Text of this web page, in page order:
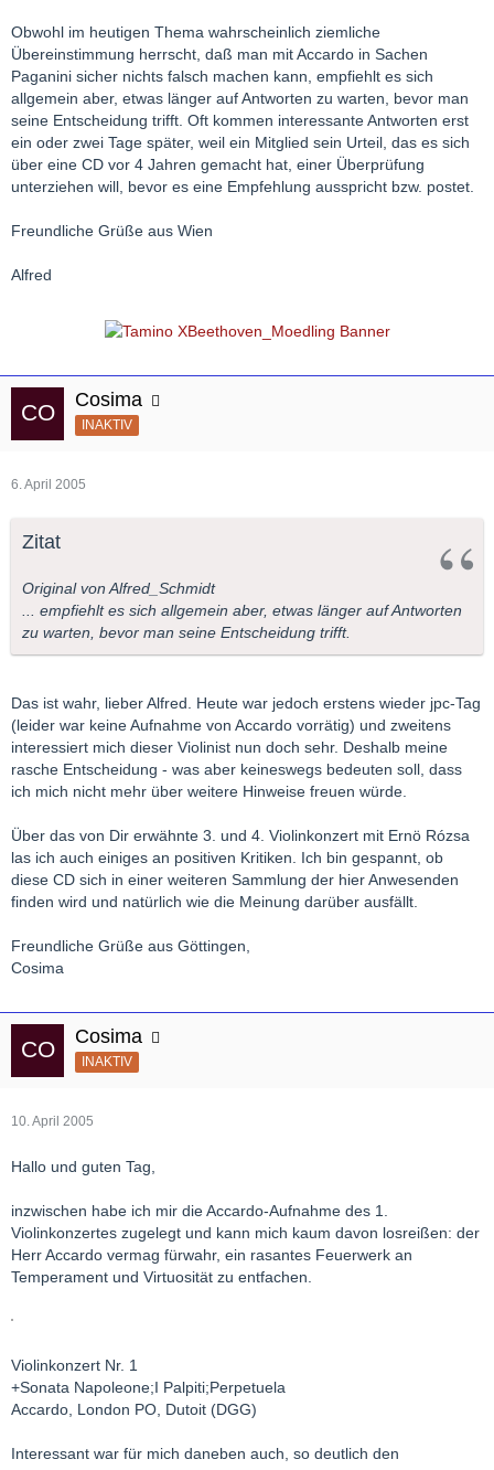
Obwohl im heutigen Thema wahrscheinlich ziemliche
Übereinstimmung herrscht, daß man mit Accardo in Sachen
Paganini sicher nichts falsch machen kann, empfiehlt es sich
allgemein aber, etwas länger auf Antworten zu warten, bevor man
seine Entscheidung trifft. Oft kommen interessante Antworten erst
ein oder zwei Tage später, weil ein Mitglied sein Urteil, das es sich
über eine CD vor 4 Jahren gemacht hat, einer Überprüfung
unterziehen will, bevor es eine Empfehlung ausspricht bzw. postet.
Freundliche Grüße aus Wien
Alfred
Cosima
INAKTIV
6. April 2005
Zitat
Original von Alfred_Schmidt
... empfiehlt es sich allgemein aber, etwas länger auf Antworten
zu warten, bevor man seine Entscheidung trifft.
Das ist wahr, lieber Alfred. Heute war jedoch erstens wieder jpc-Tag
(leider war keine Aufnahme von Accardo vorrätig) und zweitens
interessiert mich dieser Violinist nun doch sehr. Deshalb meine
rasche Entscheidung - was aber keineswegs bedeuten soll, dass
ich mich nicht mehr über weitere Hinweise freuen würde.
Über das von Dir erwähnte 3. und 4. Violinkonzert mit Ernö Rózsa
las ich auch einiges an positiven Kritiken. Ich bin gespannt, ob
diese CD sich in einer weiteren Sammlung der hier Anwesenden
finden wird und natürlich wie die Meinung darüber ausfällt.
Freundliche Grüße aus Göttingen,
Cosima
Cosima
INAKTIV
10. April 2005
Hallo und guten Tag,
inzwischen habe ich mir die Accardo-Aufnahme des 1.
Violinkonzertes zugelegt und kann mich kaum davon losreißen: der
Herr Accardo vermag fürwahr, ein rasantes Feuerwerk an
Temperament und Virtuosität zu entfachen.
Violinkonzert Nr. 1
+Sonata Napoleone;I Palpiti;Perpetuela
Accardo, London PO, Dutoit (DGG)
Interessant war für mich daneben auch, so deutlich den